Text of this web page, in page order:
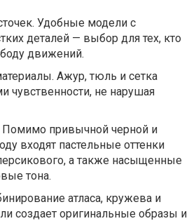
Удобные модели с
деталей — выбор для тех, кто
движений.
Ажур, тюль и сетка
чувственности, не нарушая
привычной черной и
входят пастельные оттенки
а также насыщенные
тона.
атласа, кружева и
создает оригинальные образы и